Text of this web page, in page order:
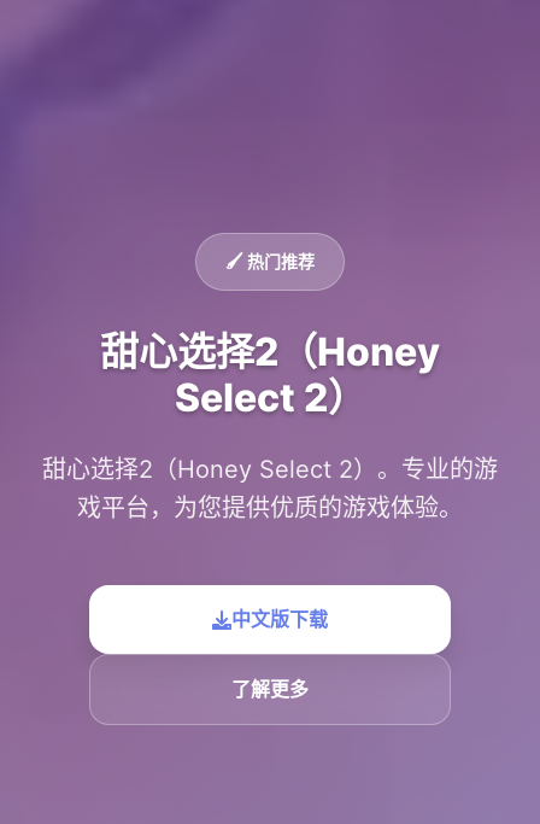
🖌️ 热门推荐
甜心选择2（Honey
Select 2）
甜心选择2（Honey Select 2）。专业的游
戏平台，为您提供优质的游戏体验。
中文版下载
了解更多